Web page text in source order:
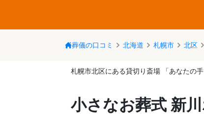
葬儀の口コミ 北海道 札幌市 北区
札幌市北区にある貸切り斎場 「あなたの
小さなお葬式 新